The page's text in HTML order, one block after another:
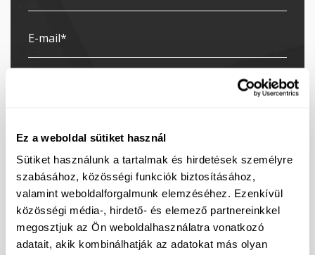
Ez a weboldal sütiket használ
Sütiket használunk a tartalmak és hirdetések személyre
szabásához, közösségi funkciók biztosításához,
valamint weboldalforgalmunk elemzéséhez. Ezenkívül
közösségi média-, hirdető- és elemező partnereinkkel
megosztjuk az Ön weboldalhasználatra vonatkozó
adatait, akik kombinálhatják az adatokat más olyan
Přihlásil jsem se k odběru newsletteru
Souhlasím se zpracováním svých osobních údajů za